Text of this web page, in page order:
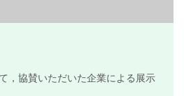
，協賛いただいた企業による展示